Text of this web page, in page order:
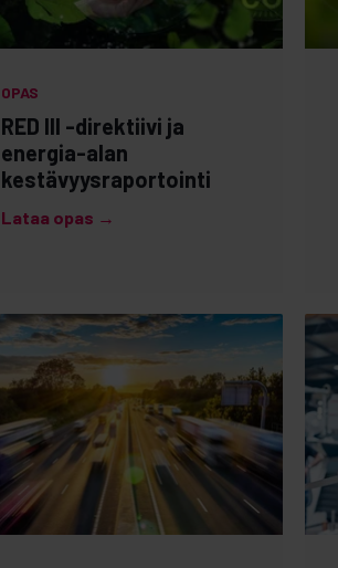
OPAS
RED III -direktiivi ja
energia-alan
kestävyysraportointi
Lataa opas →